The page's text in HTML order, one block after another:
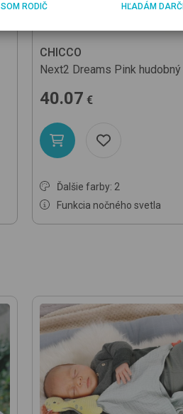
CHICCO
Next2 Dreams Pink
40.07 €
Ďalšie farby: 2
Funkcia nočného svetla
SOM RODIČ HĽADÁM